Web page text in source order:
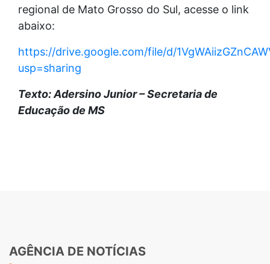
regional de Mato Grosso do Sul, acesse o link
abaixo:
https://drive.google.com/file/d/
usp=sharing
Texto: Adersino Junior – Secretaria de
Educação de MS
AGÊNCIA DE NOTÍCIAS